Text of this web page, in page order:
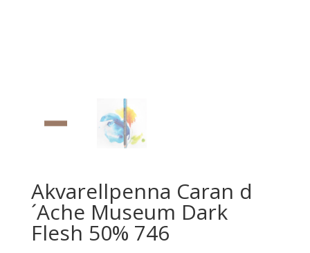
Akvarellpenna Caran d
´Ache Museum Dark
Flesh 50% 746